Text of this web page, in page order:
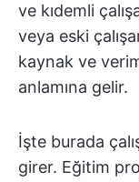
ve kıdemli
veya eski
kaynak ve
anlamına gelir.
İşte burada
girer. Eğitim